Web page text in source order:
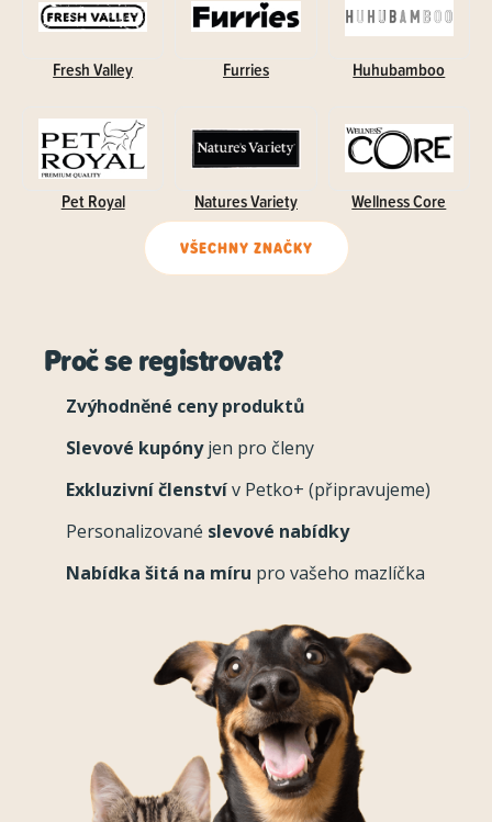
Fresh Valley Furries Huhubamboo
Pet Royal Natures Variety Wellness Core
VŠECHNY ZNAČKY
Proč se registrovat?
Zvýhodněné ceny produktů
Slevové kupónyjen pro členy
Exkluzivní členstvív Petko+ (připravujeme)
Personalizované slevové nabídky
Nabídka šitá na míru pro vašeho mazlíčka